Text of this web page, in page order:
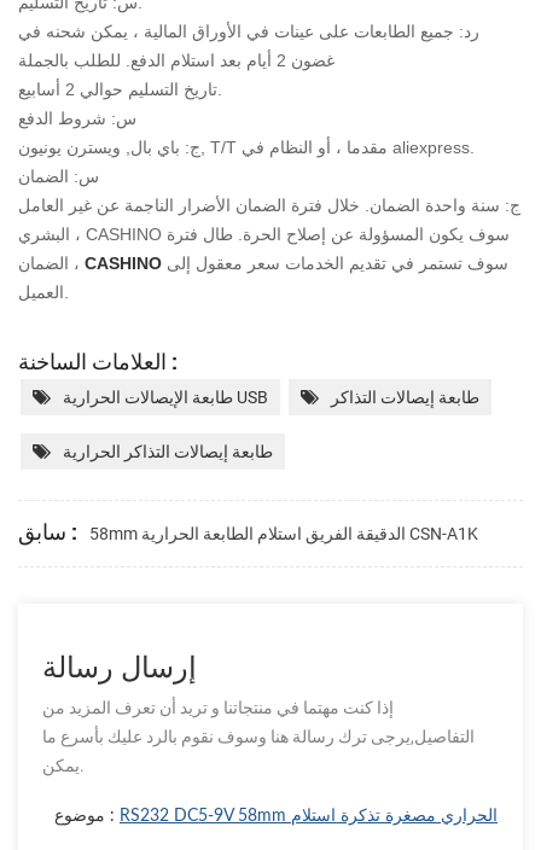
رد: جميع الطابعات على عينات في الأوراق المالية ، يمكن شحنه في
غضون 2 أيام بعد استلام الدفع. للطلب بالجملة
س: شروط الدفع
ج: باي بال, ويسترن يونيون, T/T مقدما ، أو النظام في aliexpress.
س: الضمان
ج: سنة واحدة الضمان. خلال فترة الضمان الأضرار الناجمة عن غير العامل
البشري ، CASHINO سوف يكون المسؤولة عن إصلاح الحرة. طال فترة
الضمان ، CASHINO سوف تستمر في تقديم الخدمات سعر معقول إلى
العلامات الساخنة :
طابعة الإيصالات الحرارية USB طابعة إيصالات التذاكر
طابعة إيصالات التذاكر الحرارية
سابق : 58mm الدقيقة الفريق استلام الطابعة الحرارية CSN-A1K
إرسال رسالة
إذا كنت مهتما في منتجاتنا و تريد أن تعرف المزيد من
التفاصيل,يرجى ترك رسالة هنا وسوف نقوم بالرد عليك بأسرع ما
يمكن.
موضوع : RS232 DC5-9V 58mm الحراري مصغرة تذكرة استلام